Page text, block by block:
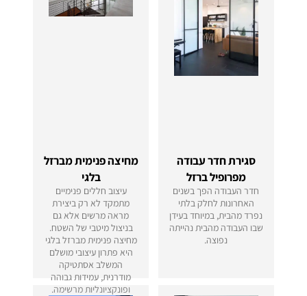
סגירת חדר עבודה
מפרופיל ברזל
חדר העבודה הפך בשנים
האחרונות לחלק בלתי
נפרד מהבית, במיוחד בעידן
שבו העבודה מהבית נהייתה
נפוצה.
מחיצה פנימית מברזל
בלגי
עיצוב חללים פנימיים
מתמקד לא רק ביצירת
מראה מרשים אלא גם
בניצול מיטבי של השטח.
מחיצה פנימית מברזל בלגי
היא פתרון עיצובי מושלם
המשלב אסתטיקה
מודרנית, עמידות גבוהה
ופונקציונליות מרשימה.